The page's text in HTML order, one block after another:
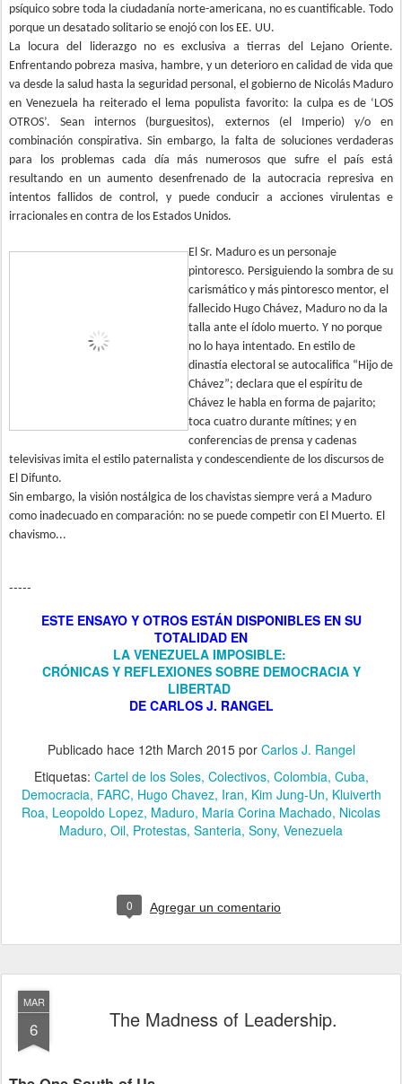
psíquico sobre toda la ciudadanía norte-americana, no es cuantificable. Todo
porque un desatado solitario se enojó con los EE. UU.
La locura del liderazgo no es exclusiva a tierras del Lejano Oriente.
Enfrentando pobreza masiva, hambre, y un deterioro en calidad de vida que
va desde la salud hasta la seguridad personal, el gobierno de Nicolás Maduro
en Venezuela ha reiterado el lema populista favorito: la culpa es de ‘LOS
OTROS’. Sean internos (burguesitos), externos (el Imperio) y/o en
combinación conspirativa. Sin embargo, la falta de soluciones verdaderas
para los problemas cada día más numerosos que sufre el país está
resultando en un aumento desenfrenado de la autocracia represiva en
intentos fallidos de control, y puede conducir a acciones virulentas e
irracionales en contra de los Estados Unidos.
El Sr. Maduro es un personaje
pintoresco. Persiguiendo la sombra de su
carismático y más pintoresco mentor, el
fallecido Hugo Chávez, Maduro no da la
talla ante el ídolo muerto. Y no porque
no lo haya intentado. En estilo de
dinastía electoral se autocalifica “Hijo de
Chávez”; declara que el espíritu de
Chávez le habla en forma de pajarito;
toca cuatro durante mítines; y en
conferencias de prensa y cadenas
televisivas imita el estilo paternalista y condescendiente de los discursos de
El Difunto.
Sin embargo, la visión nostálgica de los chavistas siempre verá a Maduro
como inadecuado en comparación: no se puede competir con El Muerto. El
chavismo...
-----
ESTE ENSAYO Y OTROS ESTÁN DISPONIBLES EN SU
TOTALIDAD EN
LA VENEZUELA IMPOSIBLE:
CRÓNICAS Y REFLEXIONES SOBRE DEMOCRACIA Y
LIBERTAD
DE CARLOS J. RANGEL
Publicado hace 12th March 2015por Carlos J. Rangel
Etiquetas: Cartel de los Soles Colectivos Colombia Cuba
Democracia FARC Hugo Chavez Iran Kim Jung-Un Kluiverth
Roa Leopoldo Lopez Maduro Maria Corina Machado Nicolas
Maduro Oil Protestas Santeria Sony Venezuela
0 Agregar un comentario
MAR
6 The Madness of Leadership.